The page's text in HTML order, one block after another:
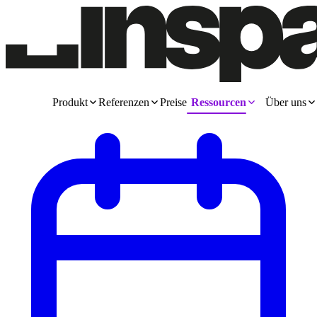
Produkt Referenzen Preise Ressourcen Über uns